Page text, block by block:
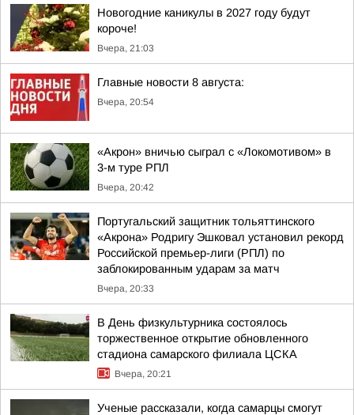
Новогодние каникулы в 2027 году будут
короче!
Вчера, 21:03
Главные новости 8 августа:
Вчера, 20:54
«Акрон» вничью сыграл с «Локомотивом» в
3-м туре РПЛ
Вчера, 20:42
Португальский защитник тольяттинского
«Акрона» Родригу Эшковал установил рекорд
Российской премьер-лиги (РПЛ) по
заблокированным ударам за матч
Вчера, 20:33
В День физкультурника состоялось
торжественное открытие обновленного
стадиона самарского филиала ЦСКА
Вчера, 20:21
Ученые рассказали, когда самарцы смогут